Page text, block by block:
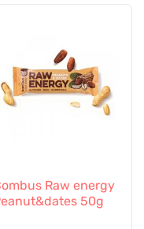
Raw energy
50g